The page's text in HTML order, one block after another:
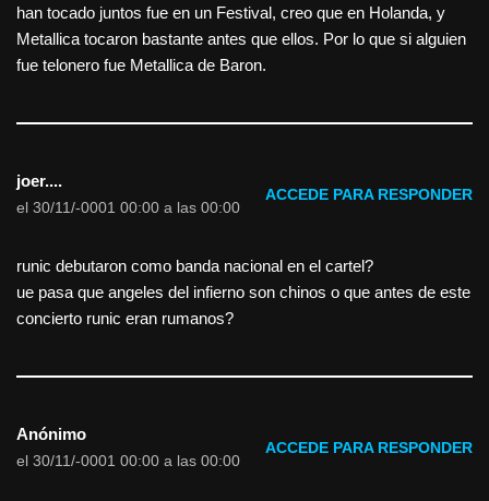
han tocado juntos fue en un Festival, creo que en Holanda, y
Metallica tocaron bastante antes que ellos. Por lo que si alguien
fue telonero fue Metallica de Baron.
joer....
el 30/11/-0001 00:00 a las 00:00
ACCEDE PARA RESPONDER
runic debutaron como banda nacional en el cartel?
ue pasa que angeles del infierno son chinos o que antes de este
concierto runic eran rumanos?
Anónimo
el 30/11/-0001 00:00 a las 00:00
ACCEDE PARA RESPONDER